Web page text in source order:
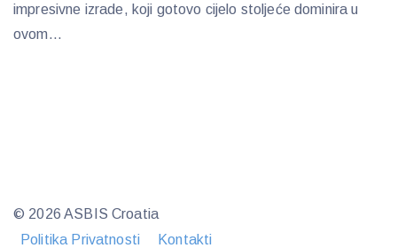
impresivne izrade, koji gotovo cijelo stoljeće dominira u
ovom...
© 2026 ASBIS Croatia
Politika Privatnosti
Kontakti